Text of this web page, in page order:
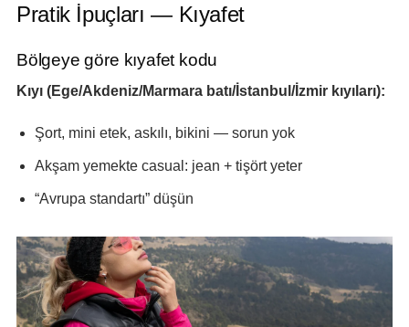
Pratik İpuçları — Kıyafet
Bölgeye göre kıyafet kodu
Kıyı (Ege/Akdeniz/Marmara batı/İstanbul/İzmir kıyıları):
Şort, mini etek, askılı, bikini — sorun yok
Akşam yemekte casual: jean + tişört yeter
“Avrupa standartı” düşün